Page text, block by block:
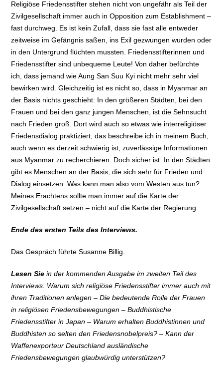
Religiöse Friedensstifter stehen nicht von ungefähr als Teil der
Zivilgesellschaft immer auch in Opposition zum Establishment –
fast durchweg. Es ist kein Zufall, dass sie fast alle entweder
zeitweise im Gefängnis saßen, ins Exil gezwungen wurden oder
in den Untergrund flüchten mussten. Friedensstifterinnen und
Friedensstifter sind unbequeme Leute! Von daher befürchte
ich, dass jemand wie Aung San Suu Kyi nicht mehr sehr viel
bewirken wird. Gleichzeitig ist es nicht so, dass in Myanmar an
der Basis nichts geschieht: In den größeren Städten, bei den
Frauen und bei den ganz jungen Menschen, ist die Sehnsucht
nach Frieden groß. Dort wird auch so etwas wie interreligiöser
Friedensdialog praktiziert, das beschreibe ich in meinem Buch,
auch wenn es derzeit schwierig ist, zuverlässige Informationen
aus Myanmar zu recherchieren. Doch sicher ist: In den Städten
gibt es Menschen an der Basis, die sich sehr für Frieden und
Dialog einsetzen. Was kann man also vom Westen aus tun?
Meines Erachtens sollte man immer auf die Karte der
Zivilgesellschaft setzen – nicht auf die Karte der Regierung.
Ende des ersten Teils des Interviews.
Das Gespräch führte Susanne Billig.
Lesen Siein der kommenden Ausgabe im zweiten Teil des
Interviews: Warum sich religiöse Friedensstifter immer auch mit
ihren Traditionen anlegen – Die bedeutende Rolle der Frauen
in religiösen Friedensbewegungen – Buddhistische
Friedensstifter in Japan – Warum erhalten Buddhistinnen und
Buddhisten so selten den Friedensnobelpreis? – Kann der
Waffenexporteur Deutschland ausländische
Friedensbewegungen glaubwürdig unterstützen?